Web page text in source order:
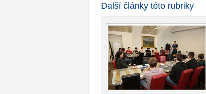
Další články této rubriky